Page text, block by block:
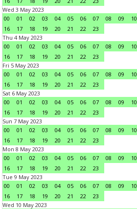
Wed 3 May 2023
00
01 02 03 04 05 06 07 08 09 10
16
17 18 19 20 21 22
23
Thu 4 May 2023
00
01 02 03 04 05 06 07 08 09 10
16
17 18 19 20 21 22
23
Fri 5 May 2023
00
01 02 03 04 05 06 07 08 09 10
16
17 18 19 20 21 22
23
Sat 6 May 2023
00
01 02 03 04 05 06 07 08 09 10
16
17 18 19 20 21 22
23
Sun 7 May 2023
00
01 02 03 04 05 06 07 08 09 10
16
17 18 19 20 21 22
23
Mon 8 May 2023
00
01 02 03 04 05 06 07 08 09 10
16
17 18 19 20 21 22
23
Tue 9 May 2023
00
01 02 03 04 05 06 07 08 09 10
16
17 18 19 20 21 22
23
Wed 10 May 2023